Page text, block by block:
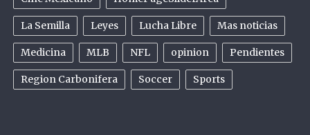
La Semilla Leyes Lucha Libre Mas noticias
Medicina MLB NFL opinion Pendientes
Region Carbonifera Soccer Sports